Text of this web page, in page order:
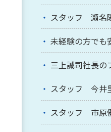
スタッフ 瀬名
未経験の方でも
三上誠司社長の
スタッフ 今井
スタッフ 市原